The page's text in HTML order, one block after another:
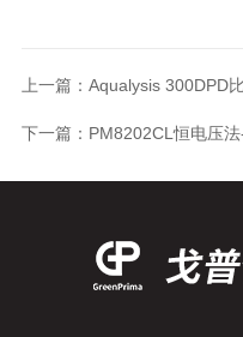
上一篇： Aqualysis 300DPD
下一篇： PM8202CL恒电压